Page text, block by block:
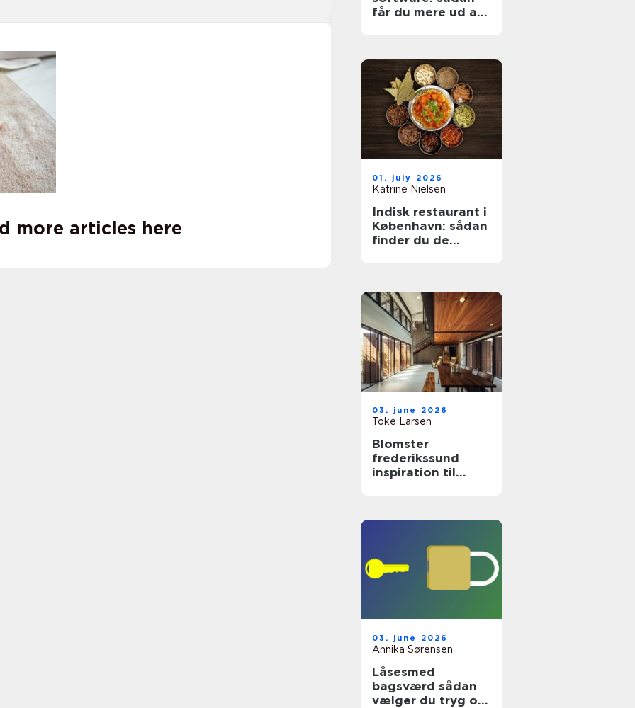
more articles here
får du mere ud af
01. july 2026
Katrine Nielsen
Indisk restaurant i
København: sådan
finder du de
03. june 2026
Toke Larsen
Blomster
frederikssund
inspiration til
03. june 2026
Annika Sørensen
Låsesmed
bagsværd sådan
vælger du tryg og